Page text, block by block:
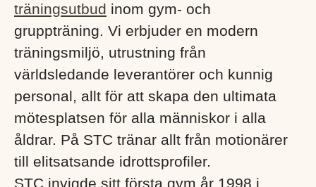
träningsutbud inom gym- och
gruppträning. Vi erbjuder en modern
träningsmiljö, utrustning från
världsledande leverantörer och kunnig
personal, allt för att skapa den ultimata
mötesplatsen för alla människor i alla
åldrar. På STC tränar allt från motionärer
till elitsatsande idrottsprofiler.
STC invigde sitt första gym år 1998 i